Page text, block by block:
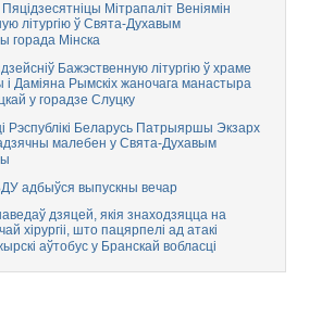
Мітрапаліт Веніямін
літургію ў Свята-Духавым
горада Мінска
Бажэственную літургію ў храме
і Даміяна Рымскіх жаночага манастыра
у горадзе Слуцку
Рэспублікі Беларусь Патрыяршы Экзарх
малебен у Свята-Духавым
адбыўся выпускны вечар
дзяцей, якія знаходзяцца на
хірургіі, што пацярпелі ад атакі
аўтобус у Бранскай вобласці